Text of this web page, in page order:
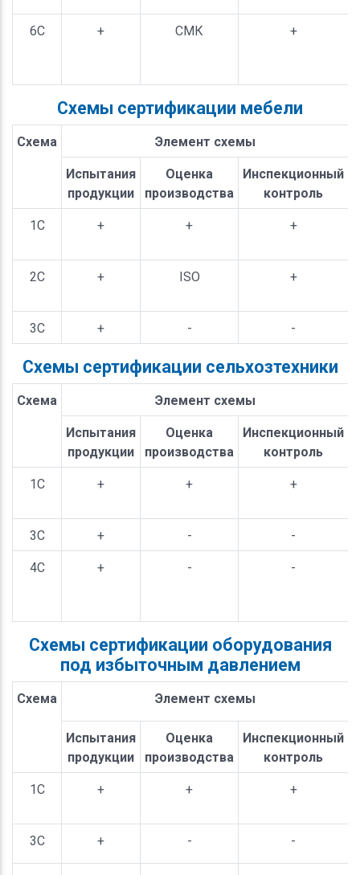
6С + СМК +
Схемы сертификации мебели
Схема Элемент схемы
Испытания
продукции
Оценка
производства
Инспекционный
контроль
1С + + +
2С + ISO +
3С + - -
Схемы сертификации сельхозтехники
Схема Элемент схемы
Испытания
продукции
Оценка
производства
Инспекционный
контроль
1С + + +
3С + - -
4С + -
-
Схемы сертификации оборудования
под избыточным давлением
Схема Элемент схемы
Испытания
продукции
Оценка
производства
Инспекционный
контроль
1С + + +
3С + - -